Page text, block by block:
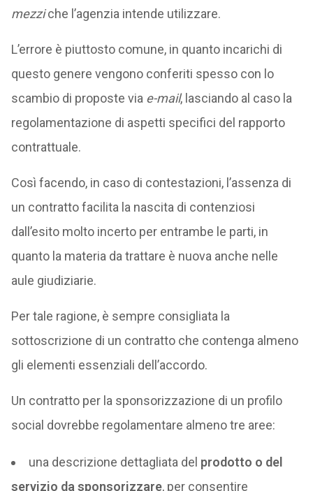
mezziche l’agenzia intende utilizzare.
L’errore è piuttosto comune, in quanto incarichi di
questo genere vengono conferiti spesso con lo
scambio di proposte via e-mail, lasciando al caso la
regolamentazione di aspetti specifici del rapporto
contrattuale.
Così facendo, in caso di contestazioni, l’assenza di
un contratto facilita la nascita di contenziosi
dall’esito molto incerto per entrambe le parti, in
quanto la materia da trattare è nuova anche nelle
aule giudiziarie.
Per tale ragione, è sempre consigliata la
sottoscrizione di un contratto che contenga almeno
gli elementi essenziali dell’accordo.
Un contratto per la sponsorizzazione di un profilo
social dovrebbe regolamentare almeno tre aree:
una descrizione dettagliata del prodotto o del
servizio da sponsorizzare, per consentire